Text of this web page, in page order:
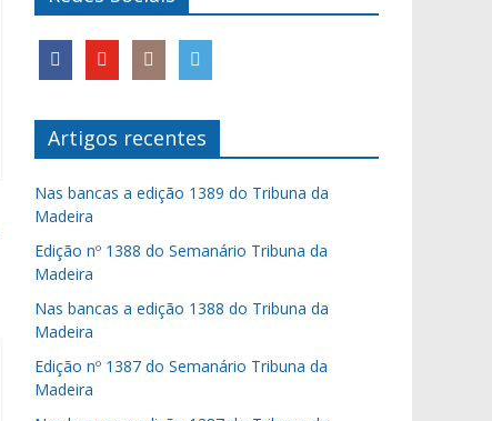
Artigos recentes
Nas bancas a edição 1389 do Tribuna da
Madeira
Edição nº 1388 do Semanário Tribuna da
Madeira
Nas bancas a edição 1388 do Tribuna da
Madeira
Edição nº 1387 do Semanário Tribuna da
Madeira